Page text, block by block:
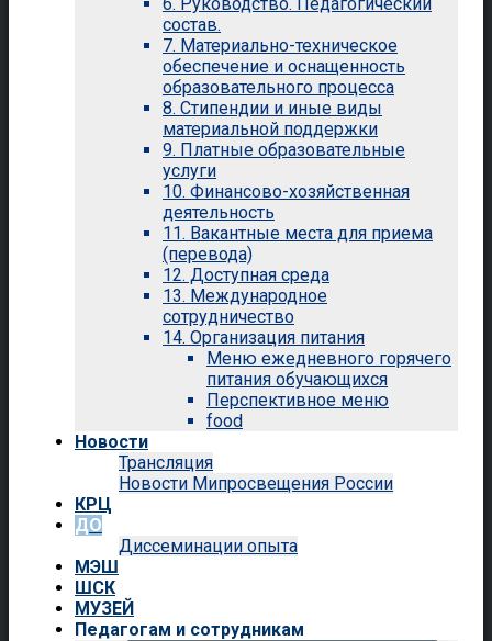
состав.
7. Материально-техническое
обеспечение и оснащенность
образовательного процесса
8. Стипендии и иные виды
материальной поддержки
9. Платные образовательные
услуги
10. Финансово-хозяйственная
деятельность
11. Вакантные места для приема
(перевода)
12. Доступная среда
13. Международное
сотрудничество
14. Организация питания
Меню ежедневного горячего
питания обучающихся
Перспективное меню
food
Новости
Трансляция
Новости Мипросвещения России
КРЦ
ДО
Диссеминации опыта
МЭШ
ШСК
МУЗЕЙ
Педагогам и сотрудникам